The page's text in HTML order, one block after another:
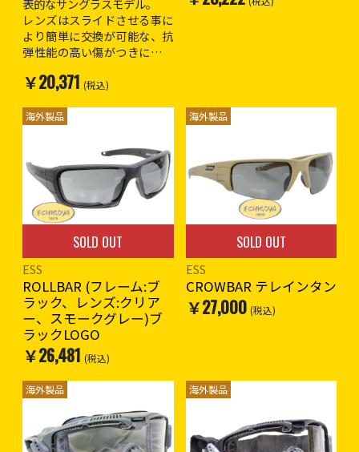
表的なサングラスモデル。
レンズはスライドさせる事に
より簡単に交換が可能な、抗
弾性能の高い傷がつきにくい
用。
2種類付属
￥20,371 (税込)
海外製品
SOLD OUT
ESS
ROLLBAR (フレーム:ブ
ラック、レンズ:クリア
ー、スモークグレー)ブ
ラックLOGO
￥26,481 (税込)
海外製品
SOLD OUT
ESS
CROWBAR テレインタン
￥27,000 (税込)
海外製品 海外製品